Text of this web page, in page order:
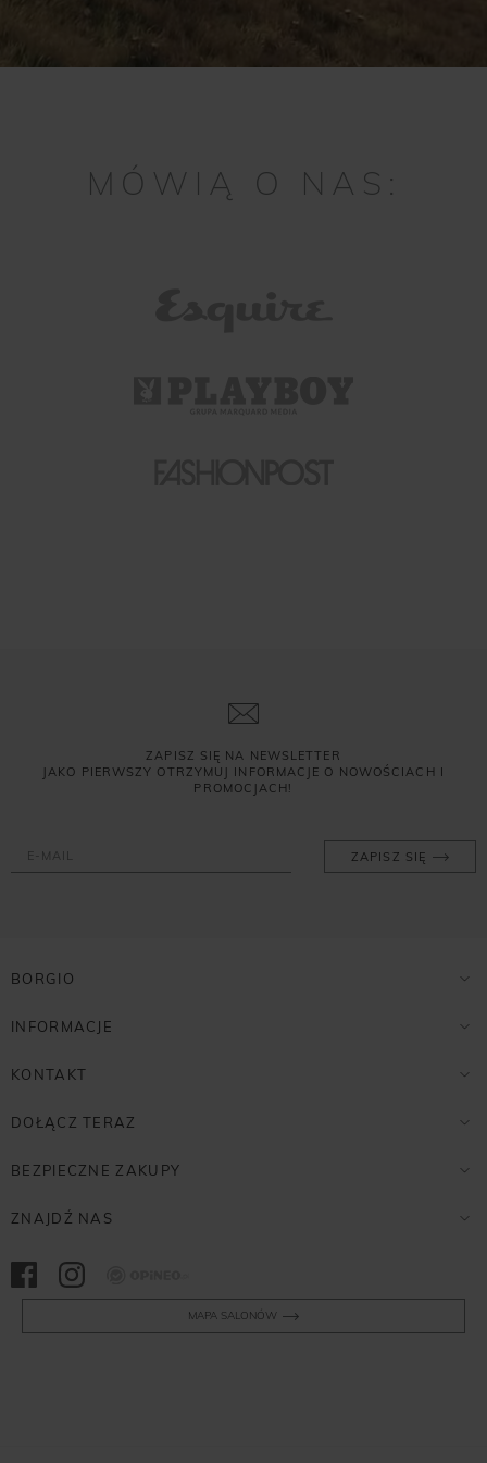
MÓWIĄ O NAS:
ZAPISZ SIĘ NA NEWSLETTER
JAKO PIERWSZY OTRZYMUJ INFORMACJE O NOWOŚCIACH I
PROMOCJACH!
ZAPISZ SIĘ
BORGIO
INFORMACJE
KONTAKT
DOŁĄCZ TERAZ
BEZPIECZNE ZAKUPY
ZNAJDŹ NAS
MAPA SALONÓW